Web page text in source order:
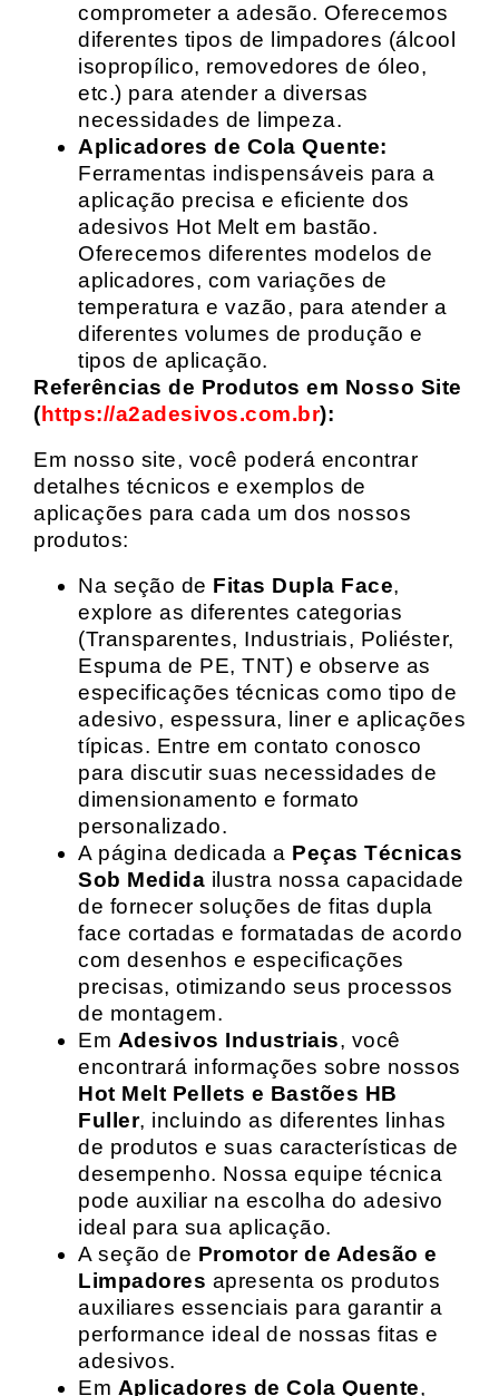
comprometer a adesão. Oferecemos
diferentes tipos de limpadores (álcool
isopropílico, removedores de óleo,
etc.) para atender a diversas
necessidades de limpeza.
Aplicadores de Cola Quente:
Ferramentas indispensáveis para a
aplicação precisa e eficiente dos
adesivos Hot Melt em bastão.
Oferecemos diferentes modelos de
aplicadores, com variações de
temperatura e vazão, para atender a
diferentes volumes de produção e
tipos de aplicação.
Referências de Produtos em Nosso Site
(https://a2adesivos.com.br):
Em nosso site, você poderá encontrar
detalhes técnicos e exemplos de
aplicações para cada um dos nossos
produtos:
Na seção de Fitas Dupla Face,
explore as diferentes categorias
(Transparentes, Industriais, Poliéster,
Espuma de PE, TNT) e observe as
especificações técnicas como tipo de
adesivo, espessura, liner e aplicações
típicas. Entre em contato conosco
para discutir suas necessidades de
dimensionamento e formato
personalizado.
A página dedicada a Peças Técnicas
Sob Medida ilustra nossa capacidade
de fornecer soluções de fitas dupla
face cortadas e formatadas de acordo
com desenhos e especificações
precisas, otimizando seus processos
de montagem.
Em Adesivos Industriais, você
encontrará informações sobre nossos
Hot Melt Pellets e Bastões HB
Fuller, incluindo as diferentes linhas
de produtos e suas características de
desempenho. Nossa equipe técnica
pode auxiliar na escolha do adesivo
ideal para sua aplicação.
A seção de Promotor de Adesão e
Limpadores apresenta os produtos
auxiliares essenciais para garantir a
performance ideal de nossas fitas e
adesivos.
Em Aplicadores de Cola Quente,